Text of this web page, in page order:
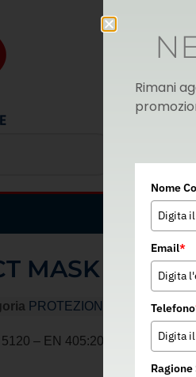
MASK 5120
PROTEZIONE VIE
– EN 405:2001+A1:2009
Rimani
Nome
Email*
Telefono